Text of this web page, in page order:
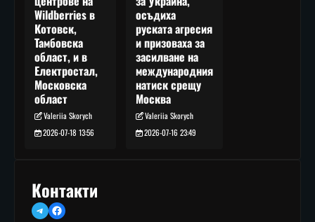
Wildberries в
Котовск,
Тамбовска
област, и в
Електростал,
Московска
област
Valeriia Skorych
2026-07-18 13:56
осъдиха
руската агресия
и призоваха за
засилване на
международния
натиск срещу
Москва
Valeriia Skorych
2026-07-16 23:49
Контакти
TelegramFacebook